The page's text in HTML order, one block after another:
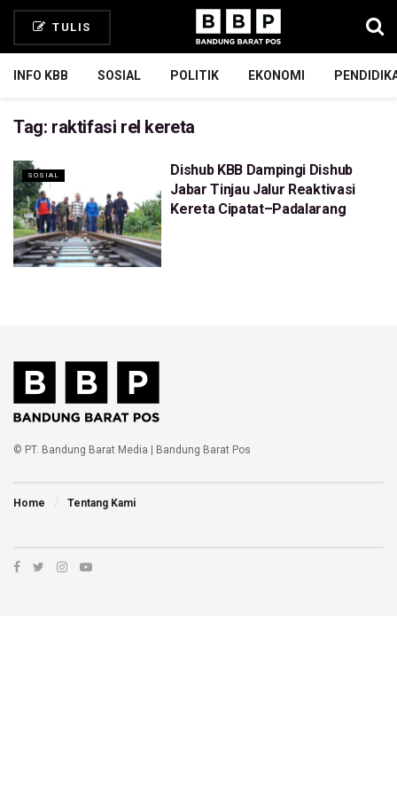
TULIS
INFO KBB SOSIAL POLITIK EKONOMI
Tag: raktifasi rel kereta
SOSIAL
Dishub KBB Dampingi Dishub
Jabar Tinjau Jalur Reaktivasi
Kereta Cipatat–Padalarang
© PT. Bandung Barat Media | Bandung Barat Pos
Home Tentang Kami